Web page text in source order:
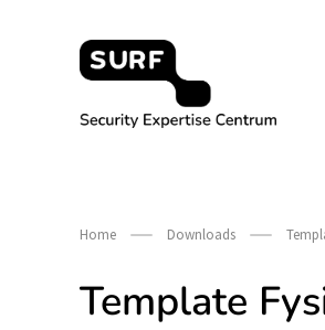
Security Expertise Centrum – by
Home Downloads
Template